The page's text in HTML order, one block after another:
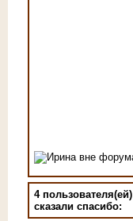
4 пользователя(ей)
сказали cпасибо: